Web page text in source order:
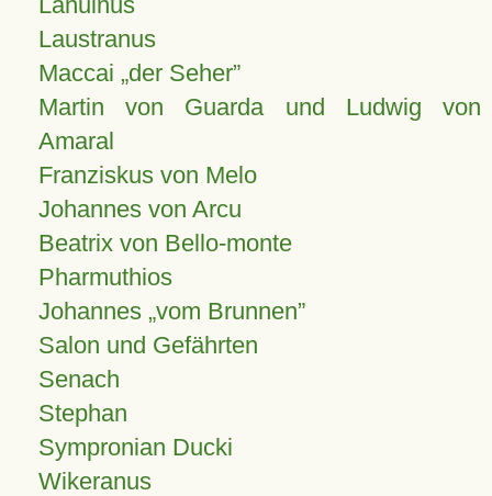
Laustranus
Maccai „der Seher”
Martin von Guarda und Ludwig von
Amaral
Franziskus von Melo
Johannes von Arcu
Beatrix von Bello-monte
Pharmuthios
Johannes vom Brunnen
Salon und Gefährten
Senach
Stephan
Sympronian Ducki
Wikeranus